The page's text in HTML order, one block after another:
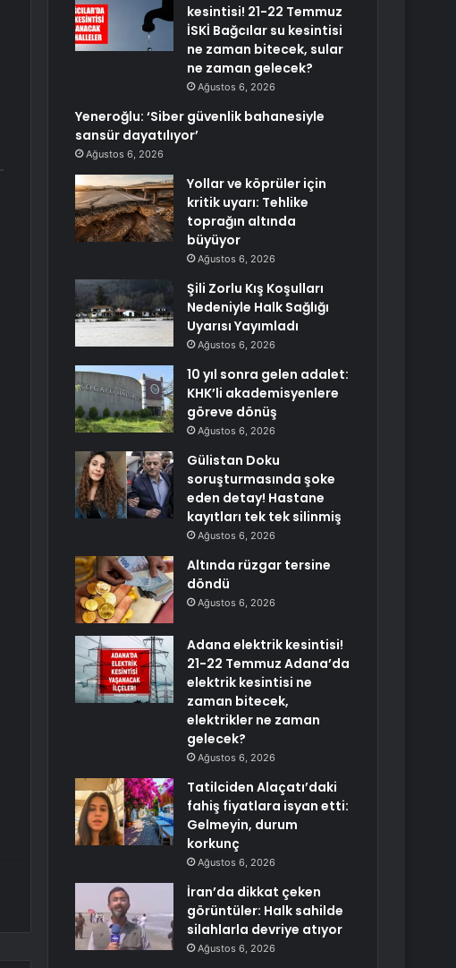
kesintisi! 21-22 Temmuz
İSKİ Bağcılar su kesintisi
ne zaman bitecek, sular
ne zaman gelecek?
Ağustos 6, 2026
Yeneroğlu: ‘Siber güvenlik bahanesiyle
sansür dayatılıyor’
Ağustos 6, 2026
Yollar ve köprüler için
kritik uyarı: Tehlike
toprağın altında
büyüyor
Ağustos 6, 2026
Şili Zorlu Kış Koşulları
Nedeniyle Halk Sağlığı
Uyarısı Yayımladı
Ağustos 6, 2026
10 yıl sonra gelen adalet:
KHK’li akademisyenlere
göreve dönüş
Ağustos 6, 2026
Gülistan Doku
soruşturmasında şoke
eden detay! Hastane
kayıtları tek tek silinmiş
Ağustos 6, 2026
Altında rüzgar tersine
döndü
Ağustos 6, 2026
Adana elektrik kesintisi!
21-22 Temmuz Adana’da
elektrik kesintisi ne
zaman bitecek,
elektrikler ne zaman
gelecek?
Ağustos 6, 2026
Tatilciden Alaçatı’daki
fahiş fiyatlara isyan etti:
Gelmeyin, durum
korkunç
Ağustos 6, 2026
İran’da dikkat çeken
görüntüler: Halk sahilde
silahlarla devriye atıyor
Ağustos 6, 2026